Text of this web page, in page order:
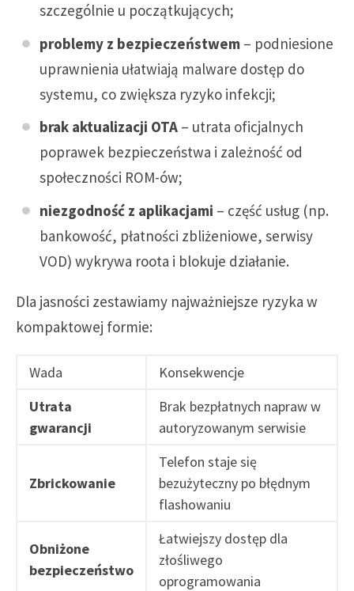
szczególnie u początkujących;
problemy z bezpieczeństwem – podniesione
uprawnienia ułatwiają malware dostęp do
systemu, co zwiększa ryzyko infekcji;
brak aktualizacji OTA – utrata oficjalnych
poprawek bezpieczeństwa i zależność od
społeczności ROM-ów;
niezgodność z aplikacjami – część usług (np.
bankowość, płatności zbliżeniowe, serwisy
VOD) wykrywa roota i blokuje działanie.
Dla jasności zestawiamy najważniejsze ryzyka w
kompaktowej formie:
Wada
Konsekwencje
Utrata
gwarancji
Brak bezpłatnych napraw w
autoryzowanym serwisie
Zbrickowanie
Telefon staje się
bezużyteczny po błędnym
flashowaniu
Obniżone
bezpieczeństwo
Łatwiejszy dostęp dla
złośliwego
oprogramowania